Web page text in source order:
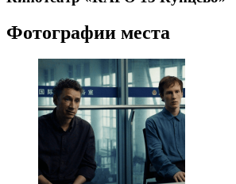
Фотографии места